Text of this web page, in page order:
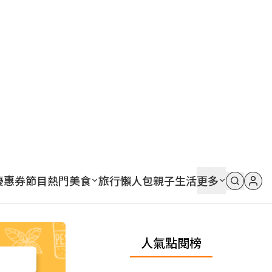
惠券節目熱門美食 旅行懶人包親子生活更多
人氣點閱榜